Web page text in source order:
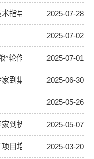
指导 2025-07-28
2025-07-02
”轮作模式技术示范调查
2025-07-01
到集安市指导人参标准
2025-06-30
2025-05-26
到抚松进行技术指导
2025-05-07
目培训会在桦甸市举办
2025-03-20